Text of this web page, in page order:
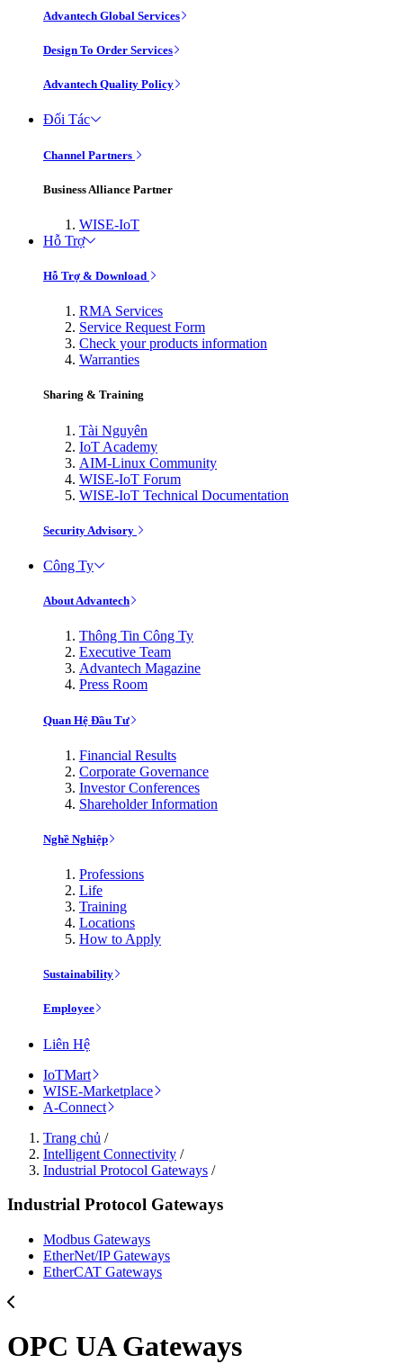
Advantech Global Services
Design To Order Services
Advantech Quality Policy
Đối Tác
Channel Partners
Business Alliance Partner
WISE-IoT
Hỗ Trợ
Hỗ Trợ & Download
RMA Services
Service Request Form
Check your products information
Warranties
Sharing & Training
Tài Nguyên
IoT Academy
AIM-Linux Community
WISE-IoT Forum
WISE-IoT Technical Documentation
Security Advisory
Công Ty
About Advantech
Thông Tin Công Ty
Executive Team
Advantech Magazine
Press Room
Quan Hệ Đầu Tư
Financial Results
Corporate Governance
Investor Conferences
Shareholder Information
Nghề Nghiệp
Professions
Life
Training
Locations
How to Apply
Sustainability
Employee
Liên Hệ
IoTMart
WISE-Marketplace
A-Connect
Trang chủ /
Intelligent Connectivity /
Industrial Protocol Gateways /
Industrial Protocol Gateways
Modbus Gateways
EtherNet/IP Gateways
EtherCAT Gateways
OPC UA Gateways